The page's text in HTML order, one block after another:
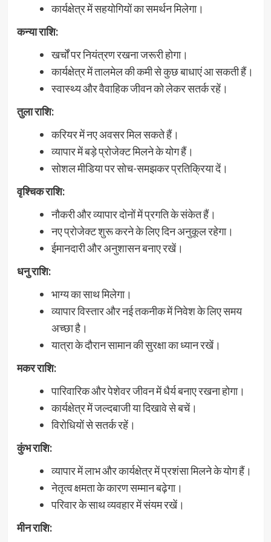
कार्यक्षेत्र में सहयोगियों का समर्थन मिलेगा।
कन्या राशि:
खर्चों पर नियंत्रण रखना जरूरी होगा।
कार्यक्षेत्र में तालमेल की कमी से कुछ बाधाएं आ सकती हैं।
स्वास्थ्य और वैवाहिक जीवन को लेकर सतर्क रहें।
तुला राशि:
करियर में नए अवसर मिल सकते हैं।
व्यापार में बड़े प्रोजेक्ट मिलने के योग हैं।
सोशल मीडिया पर सोच-समझकर प्रतिक्रिया दें।
वृश्चिक राशि:
नौकरी और व्यापार दोनों में प्रगति के संकेत हैं।
नए प्रोजेक्ट शुरू करने के लिए दिन अनुकूल रहेगा।
ईमानदारी और अनुशासन बनाए रखें।
धनु राशि:
भाग्य का साथ मिलेगा।
व्यापार विस्तार और नई तकनीक में निवेश के लिए समय
अच्छा है।
यात्रा के दौरान सामान की सुरक्षा का ध्यान रखें।
मकर राशि:
पारिवारिक और पेशेवर जीवन में धैर्य बनाए रखना होगा।
कार्यक्षेत्र में जल्दबाजी या दिखावे से बचें।
विरोधियों से सतर्क रहें।
कुंभ राशि:
व्यापार में लाभ और कार्यक्षेत्र में प्रशंसा मिलने के योग हैं।
नेतृत्व क्षमता के कारण सम्मान बढ़ेगा।
परिवार के साथ व्यवहार में संयम रखें।
मीन राशि: